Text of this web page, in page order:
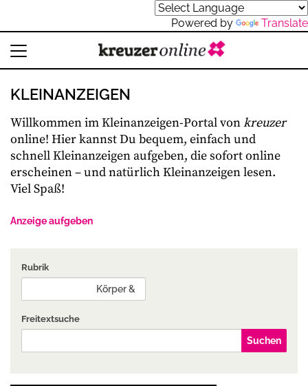
Powered by Translate
KLEINANZEIGEN
Willkommen im Kleinanzeigen-Portal vonkreuzer
online! Hier kannst Du bequem, einfach und
schnell Kleinanzeigen aufgeben, die sofort online
erscheinen – und natürlich Kleinanzeigen lesen.
Viel Spaß!
Anzeige aufgeben
Rubrik
Freitextsuche
Suchen